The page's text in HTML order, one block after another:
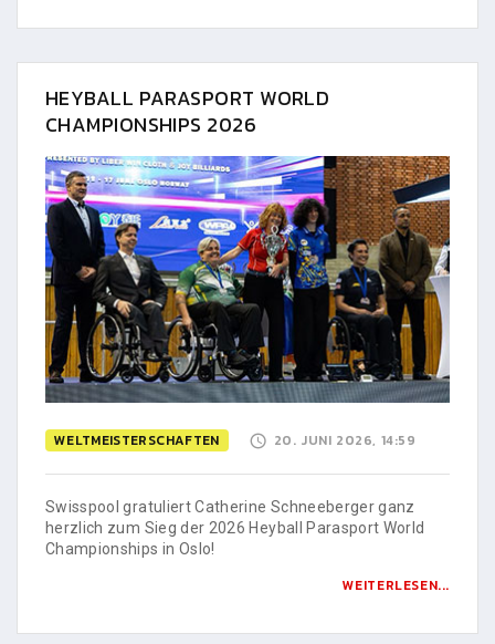
HEYBALL PARASPORT WORLD
CHAMPIONSHIPS 2026
WELTMEISTERSCHAFTEN 20. JUNI 2026, 14:59
Swisspool gratuliert Catherine Schneeberger ganz
herzlich zum Sieg der 2026 Heyball Parasport World
Championships in Oslo!
WEITERLESEN...